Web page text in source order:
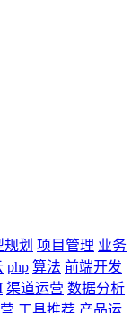
规划 项目管理 业务
php 算法 前端开发
渠道运营 数据分析
工具推荐 产品运